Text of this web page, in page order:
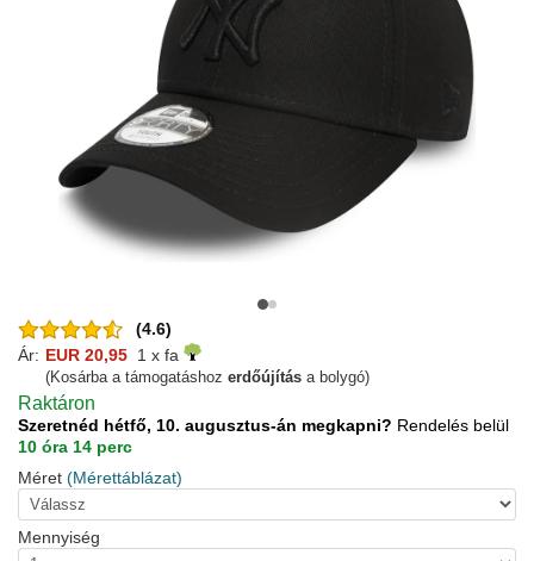
(4.6)
Ár: EUR 20,95 1 x fa
(Kosárba a támogatáshoz erdőújítás a bolygó)
Raktáron
Szeretnéd hétfő, 10. augusztus-án megkapni? Rendelés belül
10 óra 14 perc
Méret (Mérettáblázat)
Mennyiség